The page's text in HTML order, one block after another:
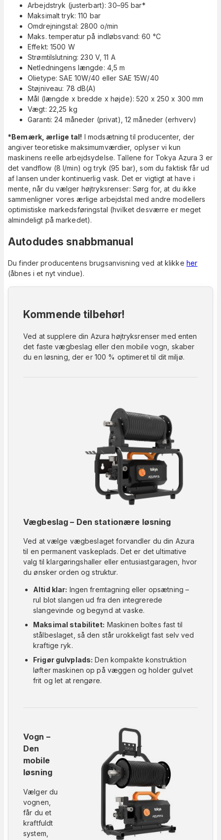
Arbejdstryk (justerbart): 30–95 bar*
Maksimalt tryk: 110 bar
Omdrejningstal: 2800 o/min
Maks. temperatur på indløbsvand: 60 °C
Effekt: 1500 W
Strømtilslutning: 230 V, 11 A
Netledningens længde: 4,5 m
Olietype: SAE 10W/40 eller SAE 15W/40
Støjniveau: 78 dB(A)
Mål (længde x bredde x højde): 520 x 250 x 300 mm
Vægt: 22,25 kg
Garanti: 24 måneder (privat), 12 måneder (erhverv)
*Bemærk, ærlige tal! I modsætning til producenter, der
angiver teoretiske maksimumværdier, oplyser vi kun
maskinens reelle arbejdsydelse. Tallene for Tokya Azura 3 er
det vandflow (8 l/min) og tryk (95 bar), som du faktisk får ud
af lansen under kontinuerlig vask. Det er vigtigt at have i
mente, når du vælger højtryksrenser: Sørg for, at du ikke
sammenligner vores ærlige arbejdstal med andre modellers
optimistiske markedsføringstal (hvilket desværre er meget
almindeligt på markedet).
Autodudes snabbmanual
Du finder producentens brugsanvisning ved at klikke her
(åbnes i et nyt vindue).
Kommende tilbehør!
Ved at supplere din Azura højtryksrenser med enten
det faste vægbeslag eller den mobile vogn, skaber
du en løsning, der er 100 % optimeret til dit miljø.
Vægbeslag – Den stationære løsning
Ved at vælge vægbeslaget forvandler du din Azura
til en permanent vaskeplads. Det er det ultimative
valg til klargøringshaller eller entusiastgaragen, hvor
du ønsker orden og struktur.
Altid klar: Ingen fremtagning eller opsætning –
rul blot slangen ud fra den integrerede
slangevinde og begynd at vaske.
Maksimal stabilitet: Maskinen boltes fast til
stålbeslaget, så den står urokkeligt fast selv ved
kraftige ryk.
Frigør gulvplads: Den kompakte konstruktion
løfter maskinen op på væggen og holder gulvet
frit og let at rengøre.
Vogn –
Den
mobile
løsning
Vælger du
vognen,
får du et
kraftfuldt
system,